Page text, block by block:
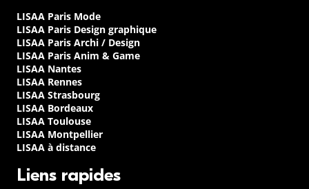
LISAA Paris Mode
LISAA Paris Design graphique
LISAA Paris Archi / Design
LISAA Paris Anim & Game
LISAA Nantes
LISAA Rennes
LISAA Strasbourg
LISAA Bordeaux
LISAA Toulouse
LISAA Montpellier
LISAA à distance
Liens rapides